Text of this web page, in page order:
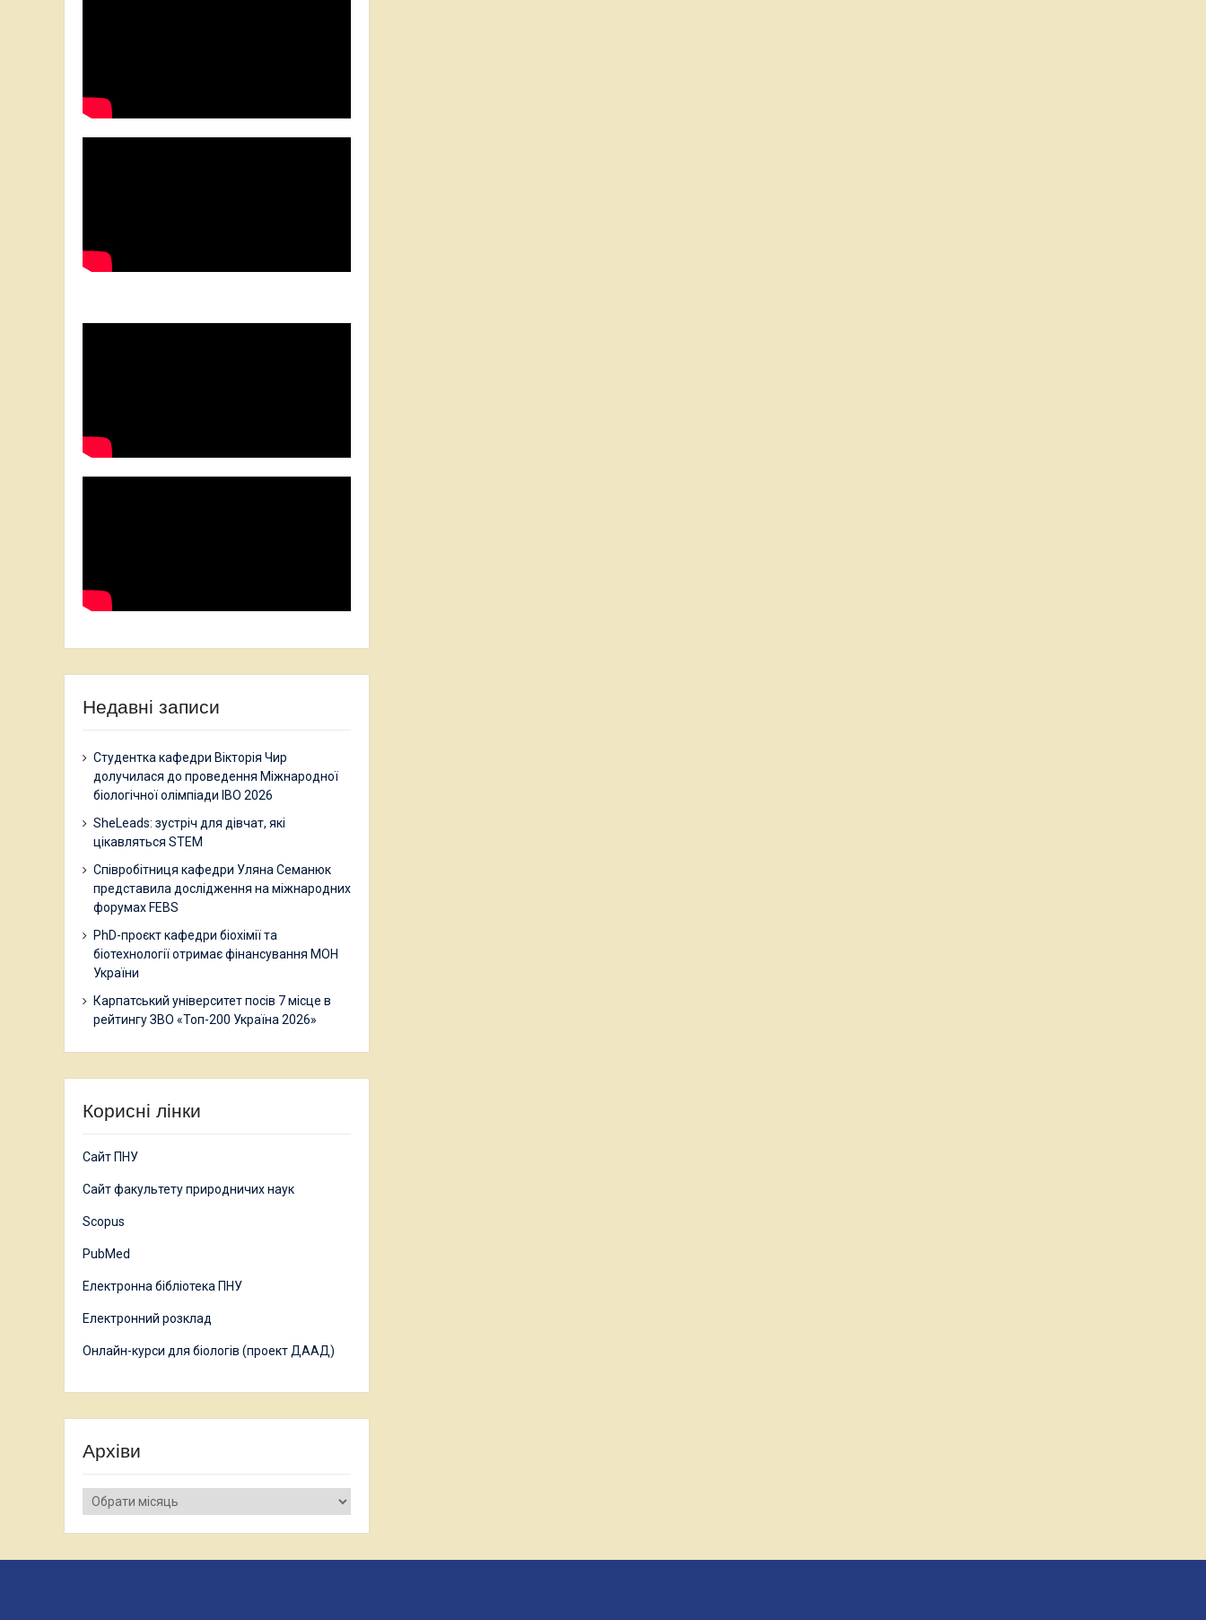
Недавні записи
Студентка кафедри Вікторія Чир
долучилася до проведення Міжнародної
біологічної олімпіади IBO 2026
SheLeads: зустріч для дівчат, які
цікавляться STEM
Співробітниця кафедри Уляна Семанюк
представила дослідження на міжнародних
форумах FEBS
PhD-проєкт кафедри біохімії та
біотехнології отримає фінансування МОН
України
Карпатський університет посів 7 місце в
рейтингу ЗВО «Топ-200 Україна 2026»
Корисні лінки
Сайт ПНУ
Сайт факультету природничих наук
Scopus
PubMed
Електронна бібліотека ПНУ
Електронний розклад
Онлайн-курси для біологів (проект ДААД)
Архіви
Архіви